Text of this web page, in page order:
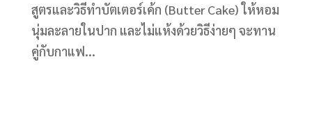
สูตรและวิธีทำบัตเตอร์เค้ก (Butter Cake) ให้หอม
นุ่มละลายในปาก และไม่แห้งด้วยวิธีง่ายๆ จะทาน
คู่กับกาแฟ...